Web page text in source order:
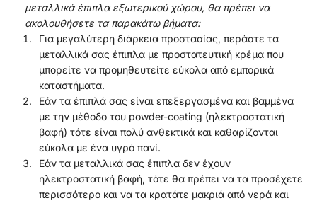
μεταλλικά έπιπλα εξωτερικού χώρου, θα πρέπει να
ακολουθήσετε τα παρακάτω βήματα:
Για μεγαλύτερη διάρκεια προστασίας, περάστε τα
μεταλλικά σας έπιπλα με προστατευτική κρέμα που
μπορείτε να προμηθευτείτε εύκολα από εμπορικά
καταστήματα.
Εάν τα έπιπλά σας είναι επεξεργασμένα και βαμμένα
με την μέθοδο του powder-coating (ηλεκτροστατική
βαφή) τότε είναι πολύ ανθεκτικά και καθαρίζονται
εύκολα με ένα υγρό πανί.
Εάν τα μεταλλικά σας έπιπλα δεν έχουν
ηλεκτροστατική βαφή, τότε θα πρέπει να τα προσέχετε
περισσότερο και να τα κρατάτε μακριά από νερά και